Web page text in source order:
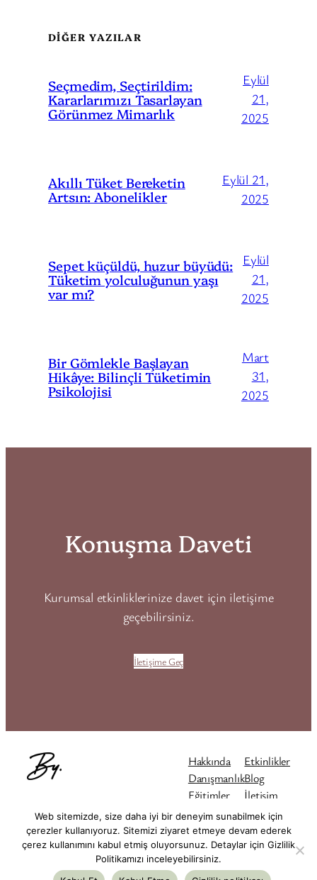
DİĞER YAZILAR
Seçmedim, Seçtirildim:
Kararlarımızı Tasarlayan
Görünmez Mimarlık
Eylül
21,
2025
Akıllı Tüket Bereketin
Artsın: Abonelikler
Eylül 21,
2025
Sepet küçüldü, huzur büyüdü:
Tüketim yolculuğunun yaşı
var mı?
Eylül
21,
2025
Bir Gömlekle Başlayan
Hikâye: Bilinçli Tüketimin
Psikolojisi
Mart
31,
2025
Konuşma Daveti
Kurumsal etkinliklerinize davet için iletişime
geçebilirsiniz.
İletişime Geç
Instagram
LinkedIn
Mail
Hakkında
Danışmanlık
Eğitimler
Etkinlikler
Blog
İletişim
Begüm Yetişer PhD
Web sitemizde, size daha iyi bir deneyim sunabilmek için
çerezler kullanıyoruz. Sitemizi ziyaret etmeye devam ederek
çerez kullanımını kabul etmiş oluyorsunuz. Detaylar için Gizlilik
Politikamızı inceleyebilirsiniz.